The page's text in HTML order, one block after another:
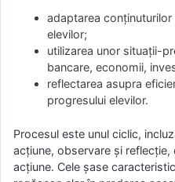
adaptarea conținuturilor
elevilor;
utilizarea unor situații-
bancare, economii,
reflectarea asupra
progresului elevilor.
Procesul este unul ciclic,
acțiune, observare și
acțiune. Cele șase